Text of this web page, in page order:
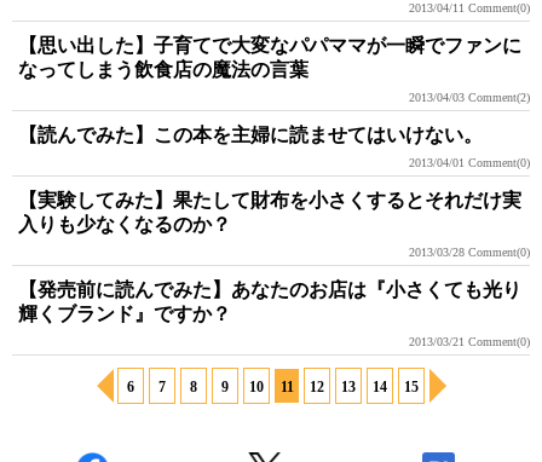
2013/04/11 Comment(0)
【思い出した】子育てで大変なパパママが一瞬でファンに
なってしまう飲食店の魔法の言葉
2013/04/03 Comment(2)
【読んでみた】この本を主婦に読ませてはいけない。
2013/04/01 Comment(0)
【実験してみた】果たして財布を小さくするとそれだけ実
入りも少なくなるのか？
2013/03/28 Comment(0)
【発売前に読んでみた】あなたのお店は『小さくても光り
輝くブランド』ですか？
2013/03/21 Comment(0)
6 7 8 9 10 11 12 13 14 15